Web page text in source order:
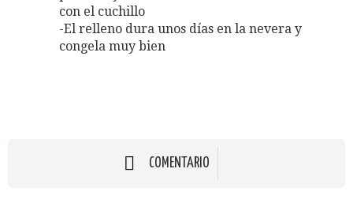
con el cuchillo
-El relleno dura unos días en la nevera y
congela muy bien
COMENTARIO